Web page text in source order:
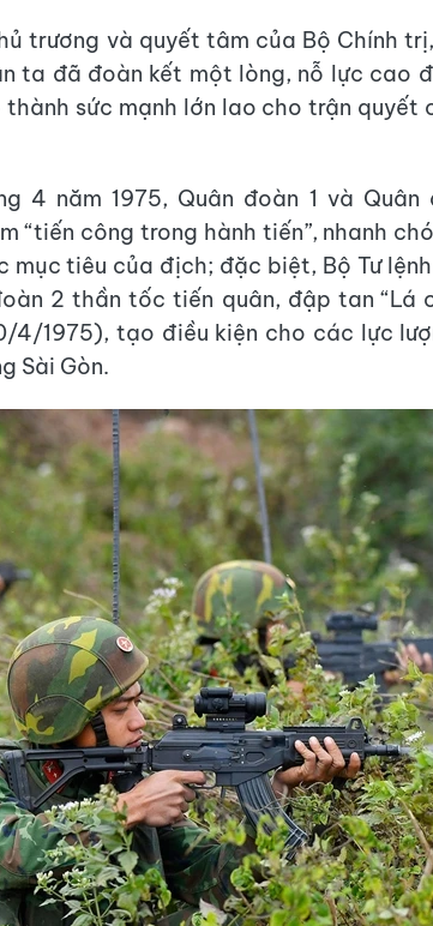
trương và quyết tâm của Bộ Chính
ta đã đoàn kết một lòng, nỗ lực cao
sức mạnh lớn lao cho trận quyết
4 năm 1975, Quân đoàn 1 và
“tiến công trong hành tiến”, nhanh
tiêu của địch; đặc biệt, Bộ Tư lệnh
2 thần tốc tiến quân, đập tan “Lá
4/1975), tạo điều kiện cho các lực
Sài Gòn.